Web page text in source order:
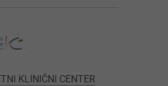
KLINIČNI CENTER